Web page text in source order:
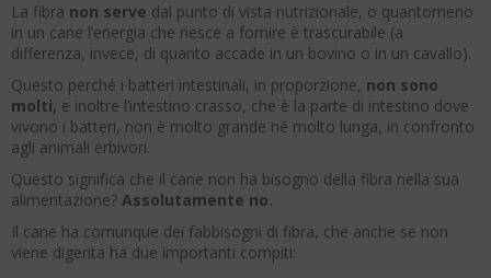
La fibra non serve dal punto di vista nutrizionale, o quantomeno
in un cane l’energia che riesce a fornire è trascurabile (a
differenza, invece, di quanto accade in un bovino o in un cavallo).
Questo perché i batteri intestinali, in proporzione, non sono
molti, e inoltre l’intestino crasso, che è la parte di intestino dove
vivono i batteri, non è molto grande né molto lunga, in confronto
agli animali erbivori.
Questo significa che il cane non ha bisogno della fibra nella sua
alimentazione? Assolutamente no.
Il cane ha comunque dei fabbisogni di fibra, che anche se non
viene digerita ha due importanti compiti: